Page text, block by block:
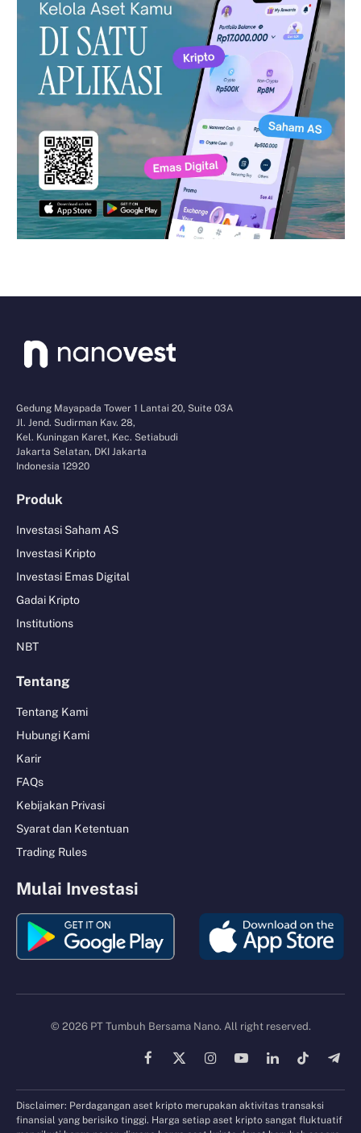
Gedung Mayapada Tower 1 Lantai 20, Suite 03A
Jl. Jend. Sudirman Kav. 28,
Kel. Kuningan Karet, Kec. Setiabudi
Jakarta Selatan, DKI Jakarta
Indonesia 12920
Produk
Investasi Saham AS
Investasi Kripto
Investasi Emas Digital
Gadai Kripto
Institutions
NBT
Tentang
Tentang Kami
Hubungi Kami
Karir
FAQs
Kebijakan Privasi
Syarat dan Ketentuan
Trading Rules
Mulai Investasi
© 2026 PT Tumbuh Bersama Nano. All right reserved.
Facebook
X
InstagramYouTubeLinkedInTikTok
Disclaimer: Perdagangan aset kripto merupakan aktivitas transaksi
finansial yang berisiko tinggi. Harga setiap aset kripto sangat fluktuatif